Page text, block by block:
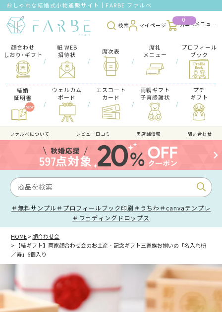
おしゃれな結婚式小物通販サイト｜FARBE ファルベ
検索 マイページ
0
カート
顔合わせ
しおり･ギフト
/
紙 WEB
招待状
/
席次表
/
席礼
メニュー
/
プロフィール
ブック
結婚
証明書
/
ウェルカム
ボード
/
エスコート
カード
/
両親ギフト
子育感謝状
/
プチ
ギフト
ファルべについて レビュー口コミ 実店舗情報 問い合わせ
＃無料サンプル ＃プロフィールブック印刷 ＃うちわ ＃canvaテンプレ
＃ウェディングドロップス
HOME
顔合わせ会
【結ギフト】両家顔合わせ会のお土産・記念ギフト三家族お揃いの「名入れ枡
／寿」6個入り